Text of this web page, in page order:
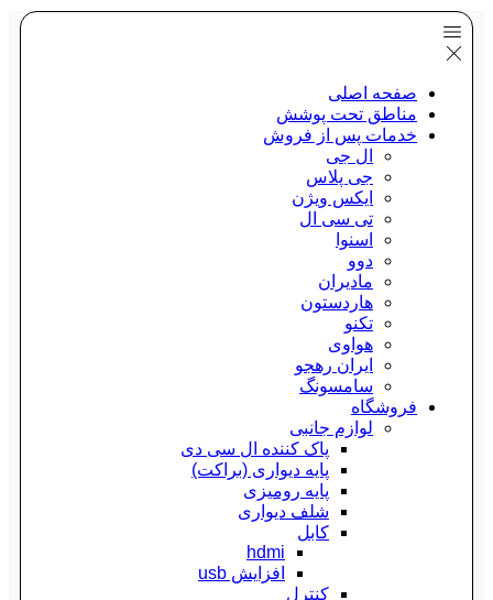
صفحه اصلی
مناطق تحت پوشش
خدمات پس از فروش
ال جی
جی پلاس
ایکس ویژن
تی سی ال
اسنوا
دوو
مادیران
هاردستون
تکنو
هواوی
ایران رهجو
سامسونگ
فروشگاه
لوازم جانبی
پاک کننده ال سی دی
پایه دیواری (براکت)
پایه رومیزی
شلف دیواری
کابل
hdmi
افزایش usb
کنترل